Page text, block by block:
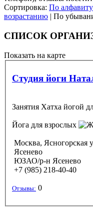
Сортировка: По алфавиту
возрастанию | По
СПИСОК
Показать на карте
Студия йоги
Занятия Хатха йогой
Йога для взрослых
Москва, Ясногорская
Ясенево
ЮЗАО/р-н Ясенево
+7 (985) 218-40-40
Отзывы: 0